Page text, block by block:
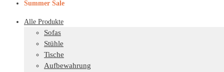
Summer Sale
Alle Produkte
Sofas
Stühle
Tische
Aufbewahrung